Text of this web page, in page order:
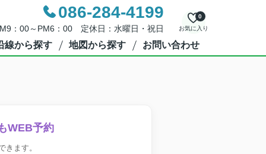
086-284-4199
：00～PM6：00 定休日：水曜日・祝日 お気に入り
0
線から探す 地図から探す お問い合わせ
WEB予約
きます。